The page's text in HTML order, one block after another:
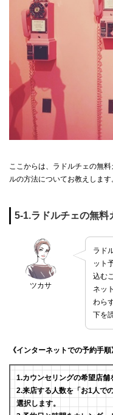
ここからは、ラドルチェの無
ルの方法についてお教えします
5-1.ラドルチェの無料
ツカサ
ラド
ット
込む
ネッ
わら
下を
《インターネットでの予約手順
1.カウンセリングの希望店舗
2.来店する人数を「お1人で
選択します。